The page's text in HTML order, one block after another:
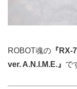
ROBOT魂の 『
ver. A.N.I.M.E.』 で